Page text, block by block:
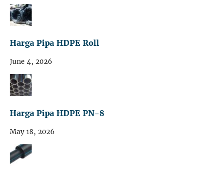
Harga Pipa HDPE Roll
June 4, 2026
Harga Pipa HDPE PN-8
May 18, 2026